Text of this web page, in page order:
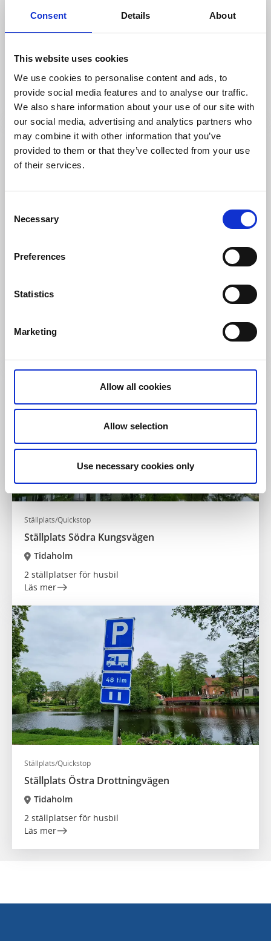
Consent Details About
This website uses cookies
We use cookies to personalise content and ads, to
provide social media features and to analyse our traffic.
We also share information about your use of our site with
our social media, advertising and analytics partners who
may combine it with other information that you’ve
provided to them or that they’ve collected from your use
of their services.
Selection
Necessary
Preferences
Statistics
Marketing
Allow all cookies
Allow selection
Use necessary cookies only
Ställplats/Quickstop
Två ställplatser för husbil i Fröjered
Ställplats Smedjegatan
2 ställplatser för husbil
Ställplats/Quickstop
Ställplats Södra Kungsvägen
Tidaholm
2 ställplatser för husbil
Läs mer
Ställplats/Quickstop
Ställplats Östra Drottningvägen
Tidaholm
2 ställplatser för husbil
Läs mer